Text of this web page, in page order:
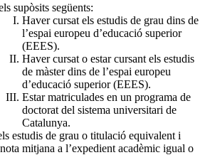
supòsits següents:
Haver cursat els estudis de grau dins de
l’espai europeu d’educació superior
(EEES).
Haver cursat o estar cursant els estudis
de màster dins de l’espai europeu
d’educació superior (EEES).
Estar matriculades en un programa de
doctorat del sistema universitari de
Catalunya.
estudis de grau o titulació equivalent i
mitjana a l’expedient acadèmic igual o